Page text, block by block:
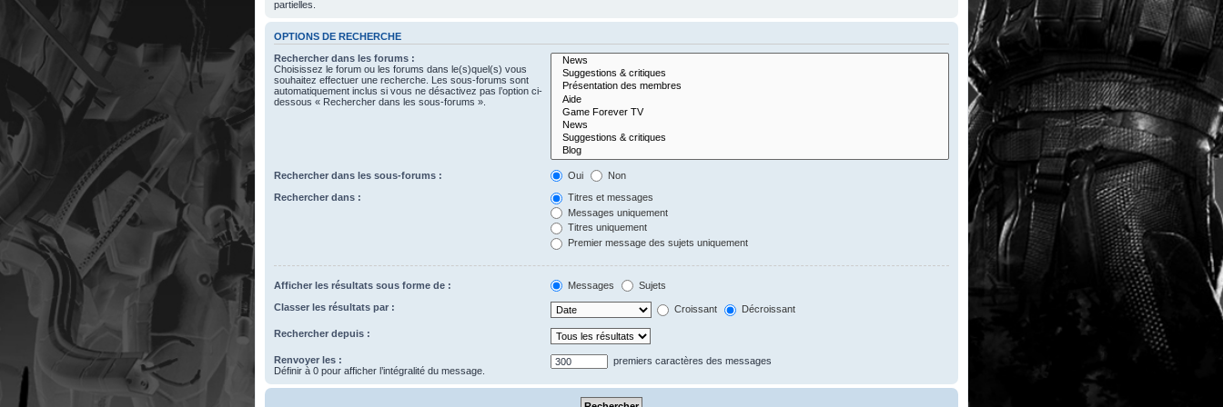
partielles.
OPTIONS DE RECHERCHE
Rechercher dans les forums :
Choisissez le forum ou les forums dans le(s)quel(s) vous
souhaitez effectuer une recherche. Les sous-forums sont
automatiquement inclus si vous ne désactivez pas l’option ci-
dessous « Rechercher dans les sous-forums ».
Rechercher dans les sous-forums : Oui Non
Rechercher dans :
Titres et messages
Messages uniquement
Titres uniquement
Premier message des sujets uniquement
Afficher les résultats sous forme de : Messages Sujets
Classer les résultats par : Croissant Décroissant
Rechercher depuis :
Renvoyer les :
Définir à 0 pour afficher l’intégralité du message.
premiers caractères des messages